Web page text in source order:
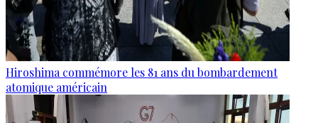
Hiroshima commémore les 81 ans du bombardement
atomique américain